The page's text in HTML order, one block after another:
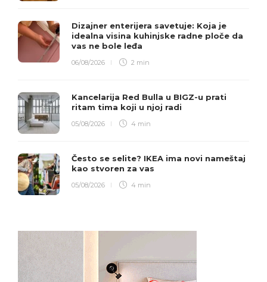
Dizajner enterijera savetuje: Koja je
idealna visina kuhinjske radne ploče da
vas ne bole leđa
06/08/2026 2 min
Kancelarija Red Bulla u BIGZ-u prati
ritam tima koji u njoj radi
05/08/2026 4 min
Često se selite? IKEA ima novi nameštaj
kao stvoren za vas
05/08/2026 4 min